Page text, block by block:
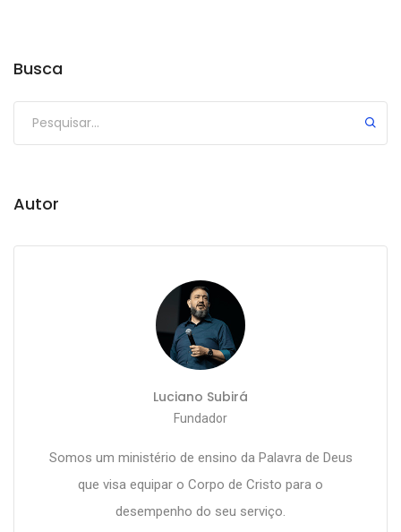
Busca
Autor
Luciano Subirá
Fundador
Somos um ministério de ensino da Palavra de Deus
que visa equipar o Corpo de Cristo para o
desempenho do seu serviço.